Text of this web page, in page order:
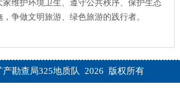
家维护环境卫生、遵守公共秩序、保护生态
争做文明旅游、绿色旅游的践行者。
产勘查局325地质队 2026 版权所有